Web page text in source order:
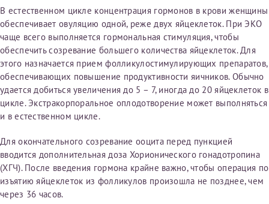
В естественном цикле концентрация гормонов в крови женщины
обеспечивает овуляцию одной, реже двух яйцеклеток. При ЭКО
чаще всего выполняется гормональная стимуляция, чтобы
обеспечить созревание большего количества яйцеклеток. Для
этого назначается прием фолликулостимулирующих препаратов,
обеспечивающих повышение продуктивности яичников. Обычно
удается добиться увеличения до 5 – 7, иногда до 20 яйцеклеток в
цикле. Экстракорпоральное оплодотворение может выполняться
и в естественном цикле.
Для окончательного созревание ооцита перед пункцией
вводится дополнительная доза Хорионического гонадотропина
(ХГЧ). После введения гормона крайне важно, чтобы операция по
изъятию яйцеклеток из фолликулов произошла не позднее, чем
через 36 часов.
2023
2024
Получение справки
Прислать на эл. почту
Направить справку сразу в ИФНС
(упрощенный порядок возврата НДФЛ с 2024 г.)